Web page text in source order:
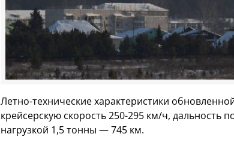
Летно-технические характеристики
крейсерскую скорость 250-295 км/ч, дальность
нагрузкой 1,5 тонны — 745 км.